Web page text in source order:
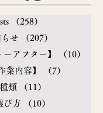
（258）
せ
（207）
アフター】
（10）
業内容】
（7）
類
（11）
び方
（10）